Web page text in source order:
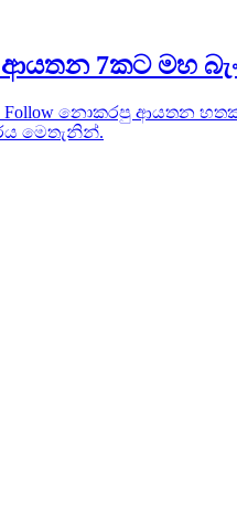
7කට මහ
නොකරපු ආයතන
මෙතැනින්.